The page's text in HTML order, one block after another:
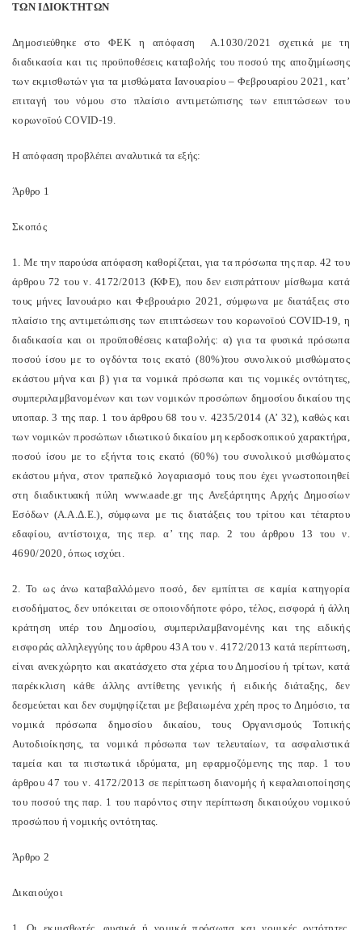
ΤΩΝ ΙΔΙΟΚΤΗΤΩΝ
Δημοσιεύθηκε στο ΦΕΚ η απόφαση Α.1030/2021 σχετικά με τη
διαδικασία και τις προϋποθέσεις καταβολής του ποσού της αποζημίωσης
των εκμισθωτών για τα μισθώματα Ιανουαρίου – Φεβρουαρίου 2021, κατ’
επιταγή του νόμου στο πλαίσιο αντιμετώπισης των επιπτώσεων του
κορωνοϊού COVID-19.
Η απόφαση προβλέπει αναλυτικά τα εξής:
Άρθρο 1
Σκοπός
1. Με την παρούσα απόφαση καθορίζεται, για τα πρόσωπα της παρ. 42 του
άρθρου 72 του ν. 4172/2013 (ΚΦΕ), που δεν εισπράττουν μίσθωμα κατά
τους μήνες Ιανουάριο και Φεβρουάριο 2021, σύμφωνα με διατάξεις στο
πλαίσιο της αντιμετώπισης των επιπτώσεων του κορωνοϊού COVID-19, η
διαδικασία και οι προϋποθέσεις καταβολής: α) για τα φυσικά πρόσωπα
ποσού ίσου με το ογδόντα τοις εκατό (80%)του συνολικού μισθώματος
εκάστου μήνα και β) για τα νομικά πρόσωπα και τις νομικές οντότητες,
συμπεριλαμβανομένων και των νομικών προσώπων δημοσίου δικαίου της
υποπαρ. 3 της παρ. 1 του άρθρου 68 του ν. 4235/2014 (Α’ 32), καθώς και
των νομικών προσώπων ιδιωτικού δικαίου μη κερδοσκοπικού χαρακτήρα,
ποσού ίσου με το εξήντα τοις εκατό (60%) του συνολικού μισθώματος
εκάστου μήνα, στον τραπεζικό λογαριασμό τους που έχει γνωστοποιηθεί
στη διαδικτυακή πύλη www.aade.gr της Ανεξάρτητης Αρχής Δημοσίων
Εσόδων (Α.Α.Δ.Ε.), σύμφωνα με τις διατάξεις του τρίτου και τέταρτου
εδαφίου, αντίστοιχα, της περ. α’ της παρ. 2 του άρθρου 13 του ν.
4690/2020, όπως ισχύει.
2. Το ως άνω καταβαλλόμενο ποσό, δεν εμπίπτει σε καμία κατηγορία
εισοδήματος, δεν υπόκειται σε οποιονδήποτε φόρο, τέλος, εισφορά ή άλλη
κράτηση υπέρ του Δημοσίου, συμπεριλαμβανομένης και της ειδικής
εισφοράς αλληλεγγύης του άρθρου 43A του ν. 4172/2013 κατά περίπτωση,
είναι ανεκχώρητο και ακατάσχετο στα χέρια του Δημοσίου ή τρίτων, κατά
παρέκκλιση κάθε άλλης αντίθετης γενικής ή ειδικής διάταξης, δεν
δεσμεύεται και δεν συμψηφίζεται με βεβαιωμένα χρέη προς το Δημόσιο, τα
νομικά πρόσωπα δημοσίου δικαίου, τους Οργανισμούς Τοπικής
Αυτοδιοίκησης, τα νομικά πρόσωπα των τελευταίων, τα ασφαλιστικά
ταμεία και τα πιστωτικά ιδρύματα, μη εφαρμοζόμενης της παρ. 1 του
άρθρου 47 του ν. 4172/2013 σε περίπτωση διανομής ή κεφαλαιοποίησης
του ποσού της παρ. 1 του παρόντος στην περίπτωση δικαιούχου νομικού
προσώπου ή νομικής οντότητας.
Άρθρο 2
Δικαιούχοι